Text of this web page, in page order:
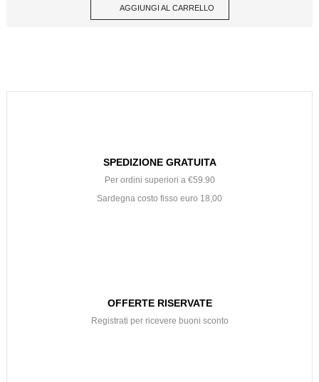
AGGIUNGI AL CARRELLO
SPEDIZIONE GRATUITA
Per ordini superiori a €59.90
Sardegna costo fisso euro 18,00
OFFERTE RISERVATE
Registrati per ricevere buoni sconto